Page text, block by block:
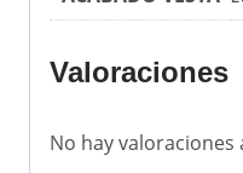
Valoraciones
No hay valoraciones